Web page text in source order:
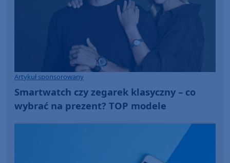
Artykuł sponsorowany
Smartwatch czy zegarek klasyczny – co
wybrać na prezent? TOP modele